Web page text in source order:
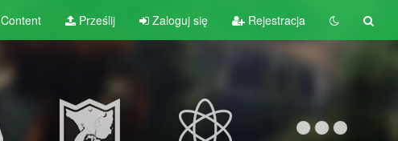
Content Prześlij Zaloguj się Rejestracja